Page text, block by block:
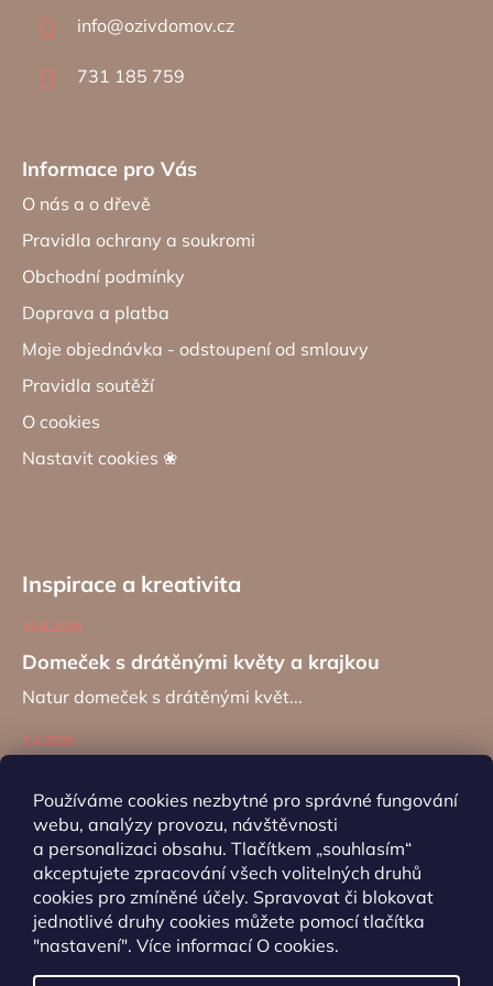
Používáme cookies nezbytné pro správné fungování
webu, analýzy provozu, návštěvnosti
a personalizaci obsahu. Tlačítkem „souhlasím“
akceptujete zpracování všech volitelných druhů
cookies pro zmíněné účely. Spravovat či blokovat
jednotlivé druhy cookies můžete pomocí tlačítka
"nastavení". Více informací O cookies.
info@ozivdomov.cz
731 185 759
Informace pro Vás
O nás a o dřevě
Pravidla ochrany a soukromi
Obchodní podmínky
Doprava a platba
Moje objednávka - odstoupení od smlouvy
Pravidla soutěží
O cookies
Nastavit cookies ❀
Inspirace a kreativita
Domeček s drátěnými květy a krajkou
19.6.2026
Natur domeček s drátěnými květ...
2.4.2026
Návod na výrobu záložky do kní...
ARCHIV